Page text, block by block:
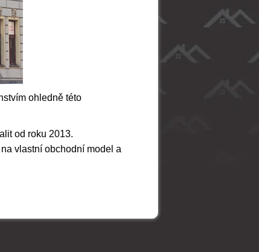
ohledně této
od roku 2013.
vlastní obchodní model a